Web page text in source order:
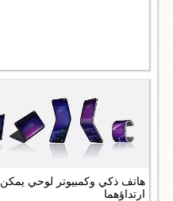
هاتف ذكي وكمبيوتر لوحي يمكن
ارتداؤهما